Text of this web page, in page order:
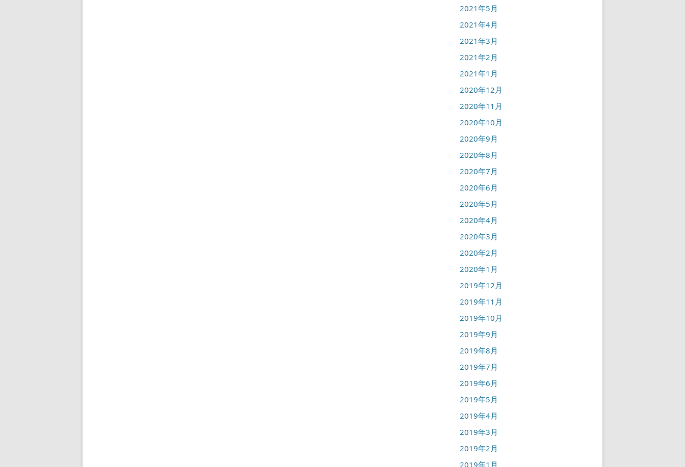
2021年5月
2021年4月
2021年3月
2021年2月
2021年1月
2020年12月
2020年11月
2020年10月
2020年9月
2020年8月
2020年7月
2020年6月
2020年5月
2020年4月
2020年3月
2020年2月
2020年1月
2019年12月
2019年11月
2019年10月
2019年9月
2019年8月
2019年7月
2019年6月
2019年5月
2019年4月
2019年3月
2019年2月
2019年1月